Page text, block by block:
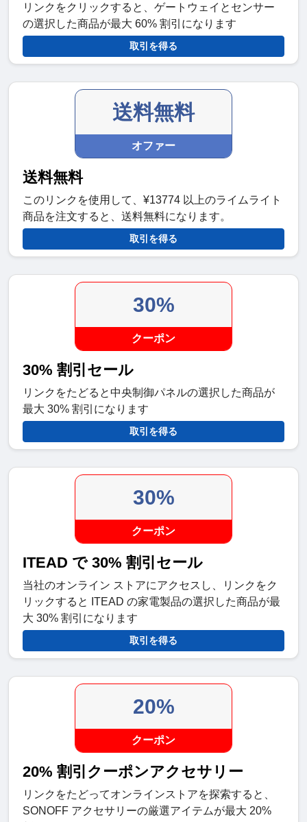
リンクをクリックすると、ゲートウェイとセンサー
の選択した商品が最大 60% 割引になります
取引を得る
送料無料
オファー
送料無料
このリンクを使用して、¥13774 以上のライムライト
商品を注文すると、送料無料になります。
取引を得る
30%
クーポン
30% 割引セール
リンクをたどると中央制御パネルの選択した商品が
最大 30% 割引になります
取引を得る
30%
クーポン
ITEAD で 30% 割引セール
当社のオンライン ストアにアクセスし、リンクをク
リックすると ITEAD の家電製品の選択した商品が最
大 30% 割引になります
取引を得る
20%
クーポン
20% 割引クーポンアクセサリー
リンクをたどってオンラインストアを探索すると、
SONOFF アクセサリーの厳選アイテムが最大 20%